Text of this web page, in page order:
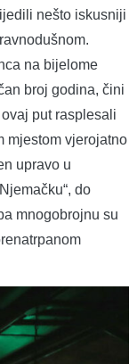
nešto iskusniji
na bijelome
broj godina, čini
put rasplesali
mjestom vjerojatno
upravo u
do
mnogobrojnu su